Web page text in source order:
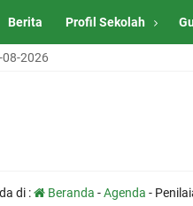
Berita Profil Sekolah
08-2026
di : Beranda -Agenda -